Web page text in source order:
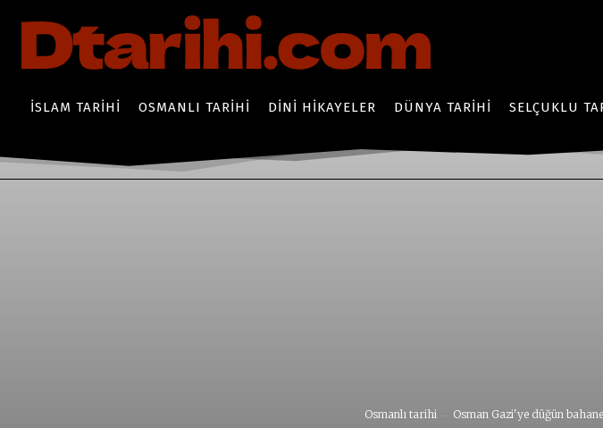
İSLAM TARIHI OSMANLI TARIHI DINI HIKAYELER DÜNYA TARIHI SELÇUKLU
Osmanlı tarihi Osman Gazi'ye düğün